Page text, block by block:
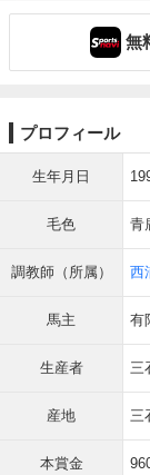
無
プロフィール
生年月日
毛色 青
調教師（所属） 西
馬主 有
生産者 三
産地 三
本賞金